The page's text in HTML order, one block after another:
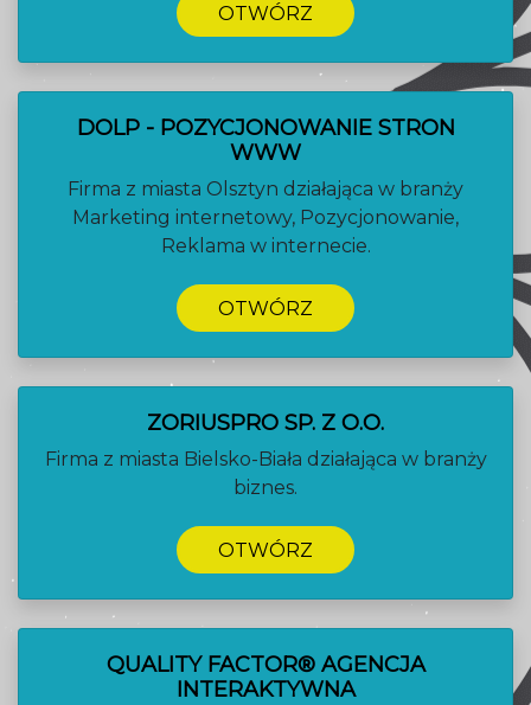
OTWÓRZ
DOLP - POZYCJONOWANIE STRON
WWW
Firma z miasta Olsztyn działająca w branży
Marketing internetowy, Pozycjonowanie,
Reklama w internecie.
OTWÓRZ
ZORIUSPRO SP. Z O.O.
Firma z miasta Bielsko-Biała działająca w branży
biznes.
OTWÓRZ
QUALITY FACTOR® AGENCJA
INTERAKTYWNA